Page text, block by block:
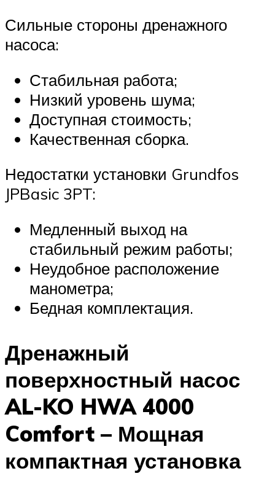
Сильные стороны дренажного
насоса:
Стабильная работа;
Низкий уровень шума;
Доступная стоимость;
Качественная сборка.
Недостатки установки Grundfos
JPBasic 3PT:
Медленный выход на
стабильный режим работы;
Неудобное расположение
манометра;
Бедная комплектация.
Дренажный
поверхностный насос
AL-KO HWA 4000
Comfort – Мощная
компактная установка